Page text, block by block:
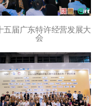
五届广东特许经营发展大
会